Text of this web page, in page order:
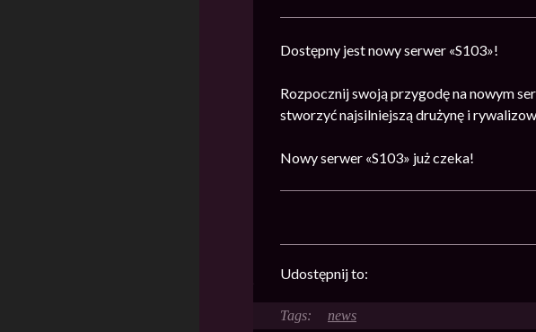
Dostępny jest nowy serwer «S103»!
Rozpocznij swoją przygodę na nowym
stworzyć najsilniejszą drużynę i
Nowy serwer «S103» już czeka!
Udostępnij to:
news